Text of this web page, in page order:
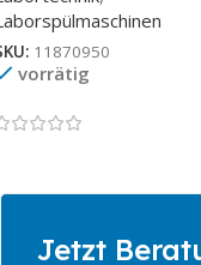
11870950
vorrätig
Jetzt